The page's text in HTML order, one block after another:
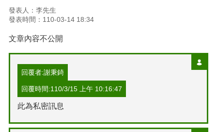
發表人：李先生
發表時間：110-03-14 18:34
文章內容不公開
回覆者:謝秉錡
回覆時間:110/3/15 上午 10:16:47
此為私密訊息